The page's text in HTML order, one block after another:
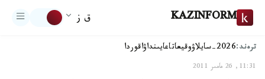
KAZINFORM ق ز
ترەند:2026-سايلاۋ وقيعاتاعايىنداۋاقوردا
11:31, 26 مامىر 2011